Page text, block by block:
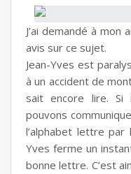
J’ai demandé à mon
avis sur ce sujet.
Jean-Yves est
à un accident de
sait encore lire. Si
pouvons
l’alphabet lettre
Yves ferme un
bonne lettre. C’est